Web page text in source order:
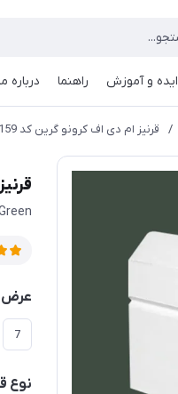
ایده و آموزش راهنما درباره
/ قرنیز ام دی اف کرونو گرین کد 159
عرض
7
نوع